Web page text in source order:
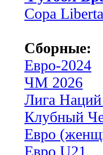
Copa
Сборные:
Евро-2024
ЧМ 2026
Лига
Клубный
Евро
Евро U21